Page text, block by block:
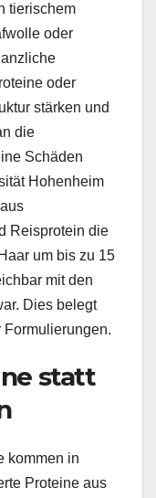
tierischem
oder
oder
stärken und
die
Schäden
Hohenheim
Reisprotein die
um bis zu 15
mit den
Dies belegt
Formulierungen.
statt
kommen in
Proteine aus